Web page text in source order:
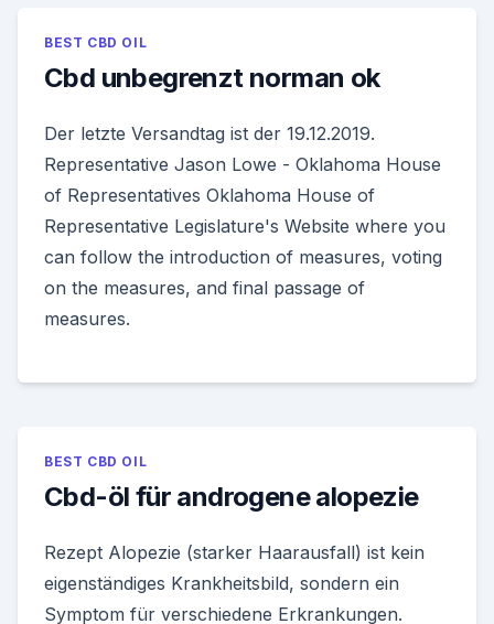
BEST CBD OIL
Cbd unbegrenzt norman ok
Der letzte Versandtag ist der 19.12.2019.
Representative Jason Lowe - Oklahoma House
of Representatives Oklahoma House of
Representative Legislature's Website where you
can follow the introduction of measures, voting
on the measures, and final passage of
measures.
BEST CBD OIL
Cbd-öl für androgene alopezie
Rezept Alopezie (starker Haarausfall) ist kein
eigenständiges Krankheitsbild, sondern ein
Symptom für verschiedene Erkrankungen.